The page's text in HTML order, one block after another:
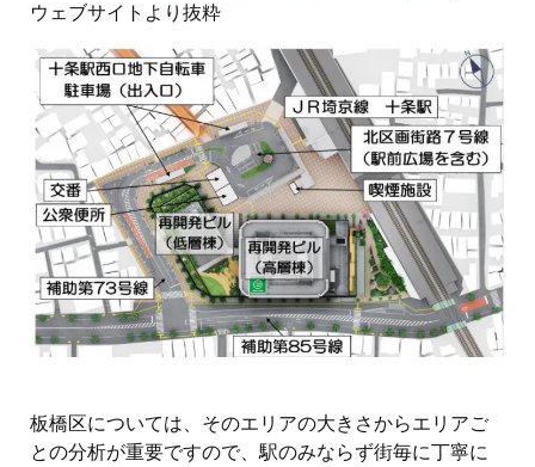
ウェブサイトより抜粋
板橋区については、そのエリアの大きさからエリアご
との分析が重要ですので、駅のみならず街毎に丁寧に